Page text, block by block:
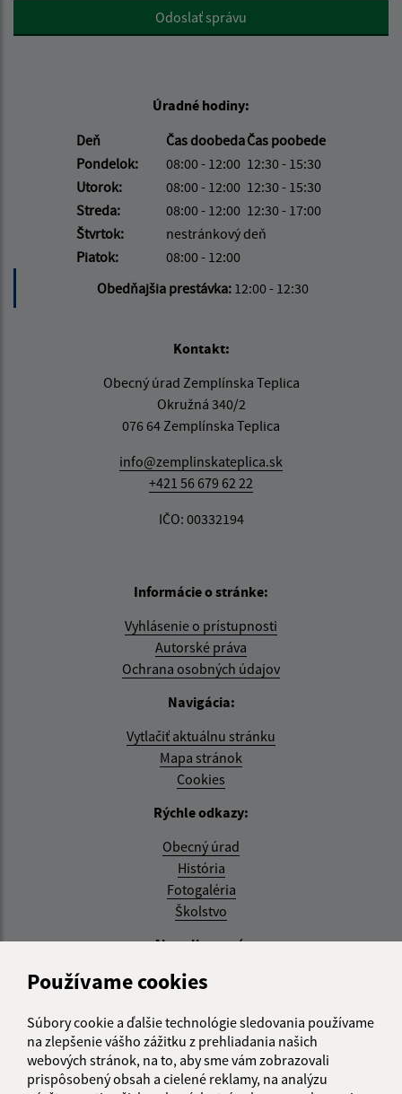
Používame cookies
Súbory cookie a ďalšie technológie sledovania používame
na zlepšenie vášho zážitku z prehliadania našich
webových stránok, na to, aby sme vám zobrazovali
prispôsobený obsah a cielené reklamy, na analýzu
Google reCaptcha ResponseOdoslať správu
Úradné hodiny:
Deň
Čas doobedaČas poobede
Pondelok:
08:00 - 12:00 12:30 - 15:30
Utorok:
08:00 - 12:00 12:30 - 15:30
Streda:
08:00 - 12:00 12:30 - 17:00
Štvrtok:
nestránkový deň
Piatok:
08:00 - 12:00
Obedňajšia prestávka: 12:00 - 12:30
Kontakt:
Obecný úrad Zemplínska Teplica
Okružná 340/2
076 64 Zemplínska Teplica
info@zemplinskateplica.sk
+421 56 679 62 22
IČO: 00332194
Informácie o stránke:
Vyhlásenie o prístupnosti
Autorské práva
Ochrana osobných údajov
Navigácia:
Vytlačiť aktuálnu stránku
Mapa stránok
Cookies
Rýchle odkazy:
Obecný úrad
História
Fotogaléria
Školstvo
Aktualizované:
04.08.2026 11:27 hod.
RSS
Správca obsahu:
Správca obsahu je Obec Zemplínska Teplica.